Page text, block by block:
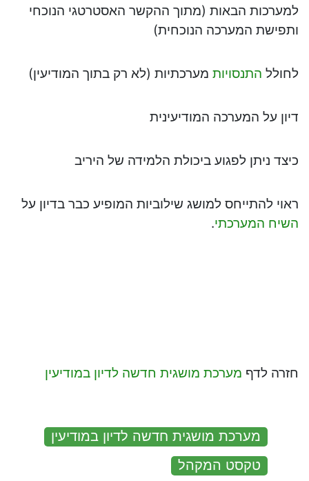
למערכות הבאות (מתוך ההקשר האסטרטגי הנוכחי
ותפישת המערכה הנוכחית)
לחולל התנסויות מערכתיות (לא רק בתוך המודיעין)
דיון על המערכה המודיעינית
כיצד ניתן לפגוע ביכולת הלמידה של היריב
ראוי להתייחס למושג שילוביות המופיע כבר בדיון על
השיח המערכתי.
חזרה לדף מערכת מושגית חדשה לדיון במודיעין
מערכת מושגית חדשה לדיון במודיעין
טקסט המקהל